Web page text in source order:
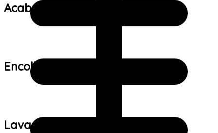
Acabamento:
Encolhimento:
Lavagem: